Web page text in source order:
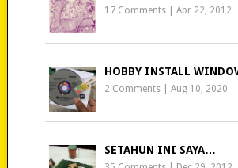
17 Comments |Apr 22, 2012
HOBBY INSTALL
2 Comments |Aug 10, 2020
SETAHUN INI SAYA…